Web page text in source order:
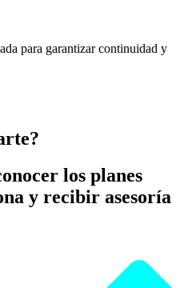
para garantizar continuidad y
los planes
y recibir asesoría